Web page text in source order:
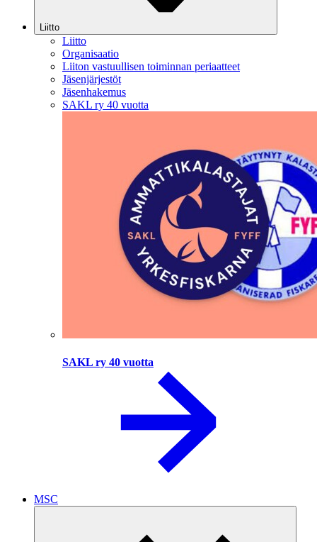
Liitto
Liitto
Organisaatio
Liiton vastuullisen toiminnan periaatteet
Jäsenjärjestöt
Jäsenhakemus
SAKL ry 40 vuotta
SAKL ry 40 vuotta
MSC